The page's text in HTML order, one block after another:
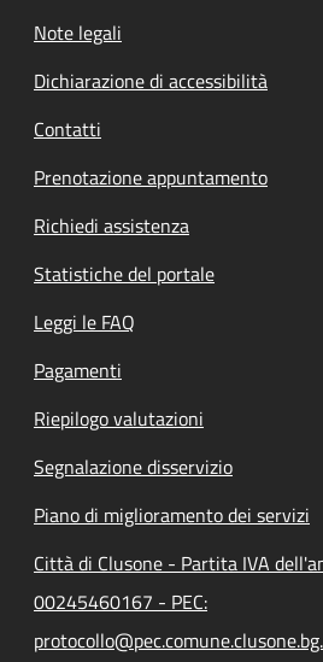
Note legali
Dichiarazione di accessibilità
Contatti
Prenotazione appuntamento
Richiedi assistenza
Statistiche del portale
Leggi le FAQ
Pagamenti
Riepilogo valutazioni
Segnalazione disservizio
Piano di miglioramento dei servizi
Città di Clusone - Partita IVA
00245460167 - PEC: